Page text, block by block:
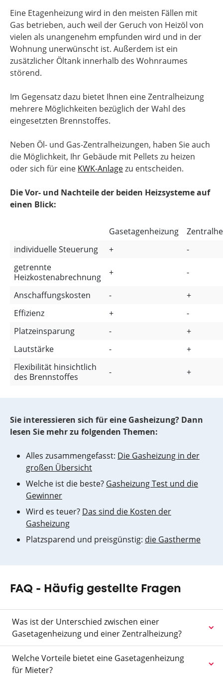
Eine Etagenheizung wird in den meisten Fällen mit
Gas betrieben, auch weil der Geruch von Heizöl von
vielen als unangenehm empfunden wird und in der
Wohnung unerwünscht ist. Außerdem ist ein
zusätzlicher Öltank innerhalb des Wohnraumes
störend.
Im Gegensatz dazu bietet Ihnen eine Zentralheizung
mehrere Möglichkeiten bezüglich der Wahl des
eingesetzten Brennstoffes.
Neben Öl- und Gas-Zentralheizungen, haben Sie auch
die Möglichkeit, Ihr Gebäude mit Pellets zu heizen
oder sich für eine KWK-Anlagezu entscheiden.
Die Vor- und Nachteile der beiden Heizsysteme auf
einen Blick:
Gasetagenheizung
individuelle Steuerung
+
-
getrennte
Heizkostenabrechnung
+ -
Anschaffungskosten -
+
Effizienz
+
-
Platzeinsparung
-
+
Lautstärke
-
+
Flexibilität hinsichtlich
des Brennstoffes
- +
Sie interessieren sich für eine Gasheizung? Dann
lesen Sie mehr zu folgenden Themen:
Alles zusammengefasst: Die Gasheizung in der
großen Übersicht
Welche ist die beste? Gasheizung Test und die
Gewinner
Wird es teuer? Das sind die Kosten der
Gasheizung
Platzsparend und preisgünstig: die Gastherme
FAQ - Häufig gestellte Fragen
Was ist der Unterschied zwischen einer
Gasetagenheizung und einer Zentralheizung?
Welche Vorteile bietet eine Gasetagenheizung
für Mieter?